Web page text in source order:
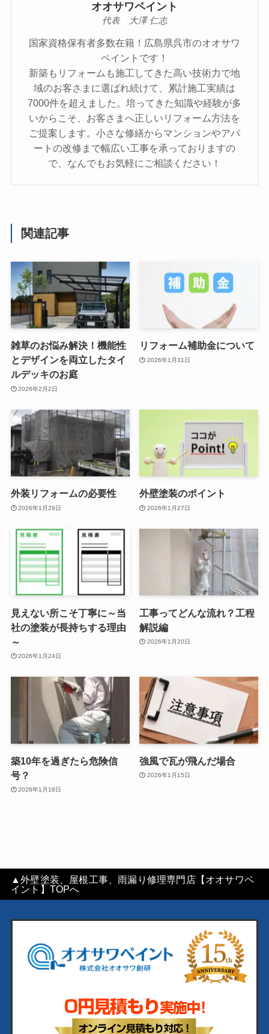
オオサワペイント
代表 大澤 仁志
国家資格保有者多数在籍！広島県呉市のオオサワ
ペイントです！
新築もリフォームも施工してきた高い技術力で地
域のお客さまに選ばれ続けて、累計施工実績は
7000件を超えました。培ってきた知識や経験が多
いからこそ、お客さまへ正しいリフォーム方法を
ご提案します。小さな修繕からマンションやアパ
ートの改修まで幅広い工事を承っておりますの
で、なんでもお気軽にご相談ください！
関連記事
雑草のお悩み解決！機能性
とデザインを両立したタイ
ルデッキのお庭
2026年2月2日
リフォーム補助金について
2026年1月31日
外装リフォームの必要性
2026年1月29日
外壁塗装のポイント
2026年1月27日
見えない所こそ丁寧に～当
社の塗装が長持ちする理由
～
2026年1月24日
工事ってどんな流れ？工程
解説編
2026年1月20日
築10年を過ぎたら危険信
号？
2026年1月18日
強風で瓦が飛んだ場合
2026年1月15日
▲外壁塗装、屋根工事、雨漏り修理専門店【オオサワペ
イント】TOPへ